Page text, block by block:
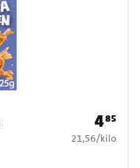
Prijs: €
485
€ 21,56 per kilo
21,56/kilo